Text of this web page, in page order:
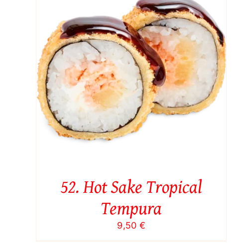
52. Hot Sake Tropical
Tempura
9,50 €
Į KREPŠELĮ / QUICK VIEW